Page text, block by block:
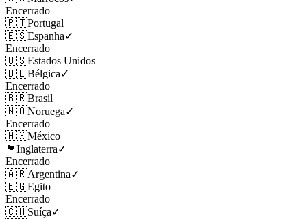
Encerrado
🇵🇹Portugal
🇪🇸Espanha✓
Encerrado
🇺🇸Estados Unidos
🇧🇪Bélgica✓
Encerrado
🇧🇷Brasil
🇳🇴Noruega✓
Encerrado
🇲🇽México
🏴󠁧󠁢󠁥󠁮󠁧󠁿 Inglaterra✓
Encerrado
🇦🇷Argentina✓
🇪🇬Egito
Encerrado
🇨🇭Suíça✓